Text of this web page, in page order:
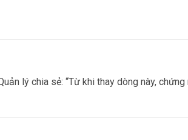
lý chia sẻ: “Từ khi thay dòng này, chứng